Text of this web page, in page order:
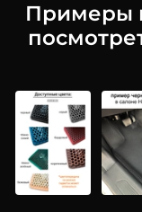
Примеры